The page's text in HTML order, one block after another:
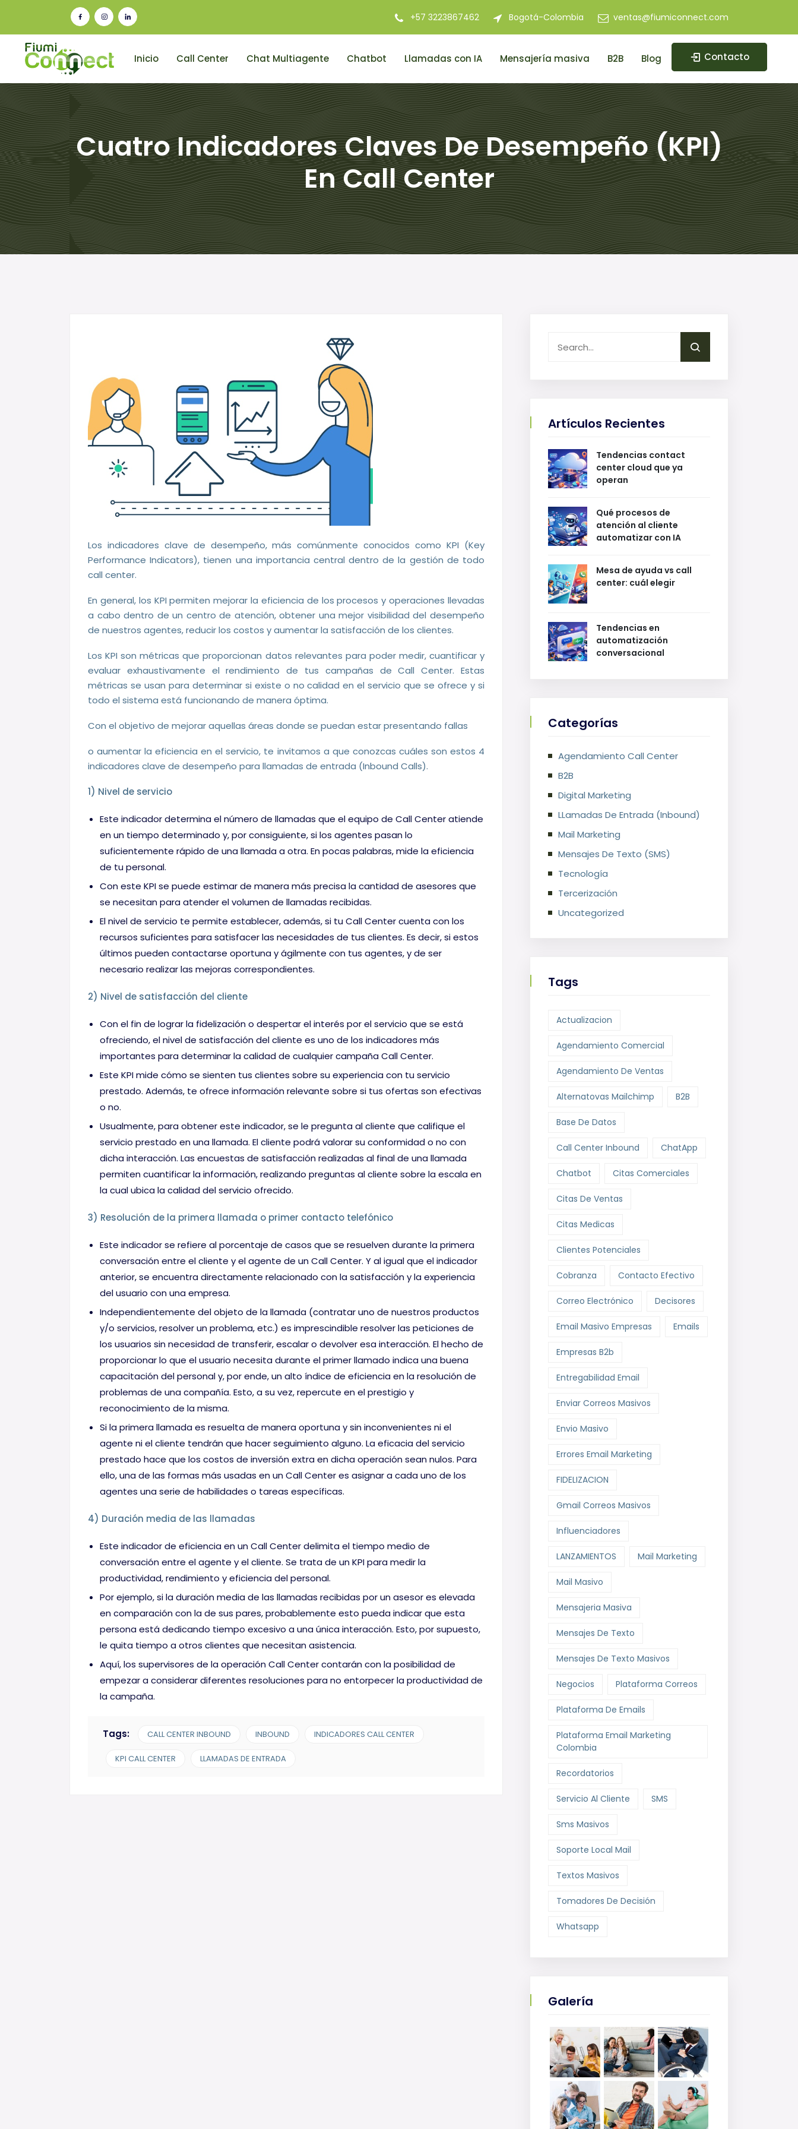
+57 3223867462 Bogotá-Colombia ventas@fiumiconnect.com
Inicio Call Center Chat Multiagente Chatbot Llamadas con IA Mensajería masiva B2B Blog Contacto
Cuatro Indicadores Claves De Desempeño (KPI)
En Call Center
Los indicadores clave de desempeño, más comúnmente conocidos como KPI (Key
Performance Indicators), tienen una importancia central dentro de la gestión de todo
call center.
En general, los KPI permiten mejorar la eficiencia de los procesos y operaciones llevadas
a cabo dentro de un centro de atención, obtener una mejor visibilidad del desempeño
de nuestros agentes, reducir los costos y aumentar la satisfacción de los clientes.
Los KPI son métricas que proporcionan datos relevantes para poder medir, cuantificar y
evaluar exhaustivamente el rendimiento de tus campañas de Call Center. Estas
métricas se usan para determinar si existe o no calidad en el servicio que se ofrece y si
todo el sistema está funcionando de manera óptima.
Con el objetivo de mejorar aquellas áreas donde se puedan estar presentando fallas
o aumentar la eficiencia en el servicio, te invitamos a que conozcas cuáles son estos 4
indicadores clave de desempeño para llamadas de entrada (Inbound Calls).
1) Nivel de servicio
Este indicador determina el número de llamadas que el equipo de Call Center atiende
en un tiempo determinado y, por consiguiente, si los agentes pasan lo
suficientemente rápido de una llamada a otra. En pocas palabras, mide la eficiencia
de tu personal.
Con este KPI se puede estimar de manera más precisa la cantidad de asesores que
se necesitan para atender el volumen de llamadas recibidas.
El nivel de servicio te permite establecer, además, si tu Call Center cuenta con los
recursos suficientes para satisfacer las necesidades de tus clientes. Es decir, si estos
últimos pueden contactarse oportuna y ágilmente con tus agentes, y de ser
necesario realizar las mejoras correspondientes.
2) Nivel de satisfacción del cliente
Con el fin de lograr la fidelización o despertar el interés por el servicio que se está
ofreciendo, el nivel de satisfacción del cliente es uno de los indicadores más
importantes para determinar la calidad de cualquier campaña Call Center.
Este KPI mide cómo se sienten tus clientes sobre su experiencia con tu servicio
prestado. Además, te ofrece información relevante sobre si tus ofertas son efectivas
o no.
Usualmente, para obtener este indicador, se le pregunta al cliente que califique el
servicio prestado en una llamada. El cliente podrá valorar su conformidad o no con
dicha interacción. Las encuestas de satisfacción realizadas al final de una llamada
permiten cuantificar la información, realizando preguntas al cliente sobre la escala en
la cual ubica la calidad del servicio ofrecido.
3) Resolución de la primera llamada o primer contacto telefónico
Este indicador se refiere al porcentaje de casos que se resuelven durante la primera
conversación entre el cliente y el agente de un Call Center. Y al igual que el indicador
anterior, se encuentra directamente relacionado con la satisfacción y la experiencia
del usuario con una empresa.
Independientemente del objeto de la llamada (contratar uno de nuestros productos
y/o servicios, resolver un problema, etc.) es imprescindible resolver las peticiones de
los usuarios sin necesidad de transferir, escalar o devolver esa interacción. El hecho de
proporcionar lo que el usuario necesita durante el primer llamado indica una buena
capacitación del personal y, por ende, un alto índice de eficiencia en la resolución de
problemas de una compañía. Esto, a su vez, repercute en el prestigio y
reconocimiento de la misma.
Si la primera llamada es resuelta de manera oportuna y sin inconvenientes ni el
agente ni el cliente tendrán que hacer seguimiento alguno. La eficacia del servicio
prestado hace que los costos de inversión extra en dicha operación sean nulos. Para
ello, una de las formas más usadas en un Call Center es asignar a cada uno de los
agentes una serie de habilidades o tareas específicas.
4) Duración media de las llamadas
Este indicador de eficiencia en un Call Center delimita el tiempo medio de
conversación entre el agente y el cliente. Se trata de un KPI para medir la
productividad, rendimiento y eficiencia del personal.
Por ejemplo, si la duración media de las llamadas recibidas por un asesor es elevada
en comparación con la de sus pares, probablemente esto pueda indicar que esta
persona está dedicando tiempo excesivo a una única interacción. Esto, por supuesto,
le quita tiempo a otros clientes que necesitan asistencia.
Aquí, los supervisores de la operación Call Center contarán con la posibilidad de
empezar a considerar diferentes resoluciones para no entorpecer la productividad de
la campaña.
Tags: CALL CENTER INBOUND INBOUND INDICADORES CALL CENTER
KPI CALL CENTER LLAMADAS DE ENTRADA
Artículos Recientes
Tendencias contact
center cloud que ya
operan
Qué procesos de
atención al cliente
automatizar con IA
Mesa de ayuda vs call
center: cuál elegir
Tendencias en
automatización
conversacional
Categorías
Agendamiento Call Center
B2B
Digital Marketing
LLamadas De Entrada (Inbound)
Mail Marketing
Mensajes De Texto (SMS)
Tecnología
Tercerización
Uncategorized
Tags
Actualizacion
Agendamiento Comercial
Agendamiento De Ventas
Alternatovas Mailchimp B2B
Base De Datos
Call Center Inbound ChatApp
Chatbot Citas Comerciales
Citas De Ventas
Citas Medicas
Clientes Potenciales
Cobranza Contacto Efectivo
Correo Electrónico Decisores
Email Masivo Empresas Emails
Empresas B2b
Entregabilidad Email
Enviar Correos Masivos
Envio Masivo
Errores Email Marketing
FIDELIZACION
Gmail Correos Masivos
Influenciadores
LANZAMIENTOS Mail Marketing
Mail Masivo
Mensajeria Masiva
Mensajes De Texto
Mensajes De Texto Masivos
Negocios Plataforma Correos
Plataforma De Emails
Plataforma Email Marketing
Colombia
Recordatorios
Servicio Al Cliente SMS
Sms Masivos
Soporte Local Mail
Textos Masivos
Tomadores De Decisión
Whatsapp
Galería